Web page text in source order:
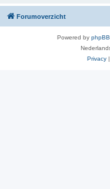
Forumoverzicht
Powered by phpBB
Privacy |